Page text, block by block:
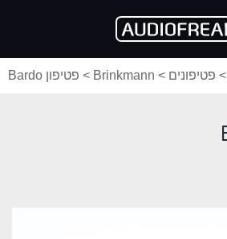
> פטיפונים >
Brinkmann
> פטיפון Bardo